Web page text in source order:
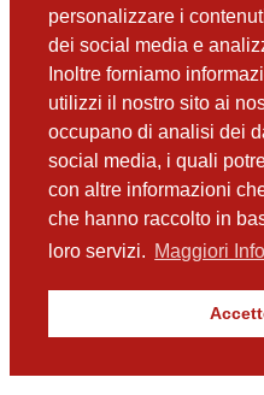
personalizzare i
dei social media e
Inoltre forniamo
utilizzi il nostro sito ai
occupano di analisi dei
social media, i quali
con altre informazioni
che hanno raccolto in
loro servizi. Maggiori Info